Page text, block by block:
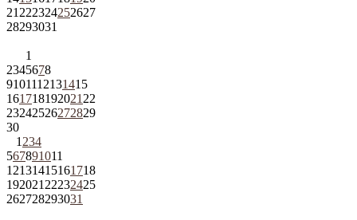
21 222324252627
28293031
1
2345678
9101112131415
161718192021 22
23242526272829
30
1 234
567891011
12131415161718
192021 22232425
262728293031